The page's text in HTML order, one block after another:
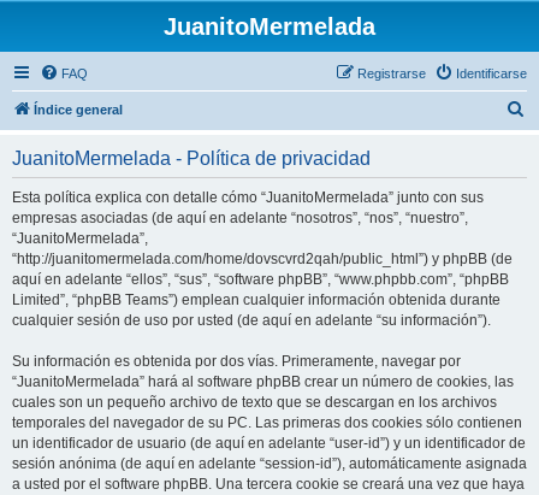
JuanitoMermelada
FAQ Identificarse
Registrarse
Índice general
JuanitoMermelada - Política de privacidad
Esta política explica con detalle cómo “JuanitoMermelada” junto con sus
empresas asociadas (de aquí en adelante “nosotros”, “nos”, “nuestro”,
“JuanitoMermelada”,
“http://juanitomermelada.com/home/dovscvrd2qah/public_html”) y phpBB (de
aquí en adelante “ellos”, “sus”, “software phpBB”, “www.phpbb.com”, “phpBB
Limited”, “phpBB Teams”) emplean cualquier información obtenida durante
cualquier sesión de uso por usted (de aquí en adelante “su información”).
Su información es obtenida por dos vías. Primeramente, navegar por
“JuanitoMermelada” hará al software phpBB crear un número de cookies, las
cuales son un pequeño archivo de texto que se descargan en los archivos
temporales del navegador de su PC. Las primeras dos cookies sólo contienen
un identificador de usuario (de aquí en adelante “user-id”) y un identificador de
sesión anónima (de aquí en adelante “session-id”), automáticamente asignada
a usted por el software phpBB. Una tercera cookie se creará una vez que haya